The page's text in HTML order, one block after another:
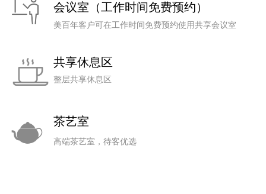
会议室（工作时间免费预约）
美百年客户可在工作时间免费预约使用共享会议室
共享休息区
整层共享休息区
茶艺室
高端茶艺室，待客优选